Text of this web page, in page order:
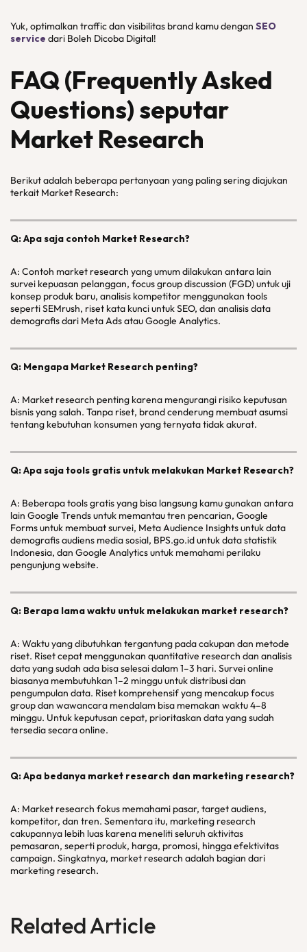
Yuk, optimalkan traffic dan visibilitas brand kamu dengan SEO
service dari Boleh Dicoba Digital!
FAQ (Frequently Asked
Questions) seputar
Market Research
Berikut adalah beberapa pertanyaan yang paling sering diajukan
terkait Market Research:
Q: Apa saja contoh Market Research?
A: Contoh market research yang umum dilakukan antara lain
survei kepuasan pelanggan, focus group discussion (FGD) untuk uji
konsep produk baru, analisis kompetitor menggunakan tools
seperti SEMrush, riset kata kunci untuk SEO, dan analisis data
demografis dari Meta Ads atau Google Analytics.
Q: Mengapa Market Research penting?
A: Market research penting karena mengurangi risiko keputusan
bisnis yang salah. Tanpa riset, brand cenderung membuat asumsi
tentang kebutuhan konsumen yang ternyata tidak akurat.
Q: Apa saja tools gratis untuk melakukan Market Research?
A: Beberapa tools gratis yang bisa langsung kamu gunakan antara
lain Google Trends untuk memantau tren pencarian, Google
Forms untuk membuat survei, Meta Audience Insights untuk data
demografis audiens media sosial, BPS.go.id untuk data statistik
Indonesia, dan Google Analytics untuk memahami perilaku
pengunjung website.
Q: Berapa lama waktu untuk melakukan market research?
A: Waktu yang dibutuhkan tergantung pada cakupan dan metode
riset. Riset cepat menggunakan quantitative research dan analisis
data yang sudah ada bisa selesai dalam 1–3 hari. Survei online
biasanya membutuhkan 1–2 minggu untuk distribusi dan
pengumpulan data. Riset komprehensif yang mencakup focus
group dan wawancara mendalam bisa memakan waktu 4–8
minggu. Untuk keputusan cepat, prioritaskan data yang sudah
tersedia secara online.
Q: Apa bedanya market research dan marketing research?
A: Market research fokus memahami pasar, target audiens,
kompetitor, dan tren. Sementara itu, marketing research
cakupannya lebih luas karena meneliti seluruh aktivitas
pemasaran, seperti produk, harga, promosi, hingga efektivitas
campaign. Singkatnya, market research adalah bagian dari
marketing research.
Related Article